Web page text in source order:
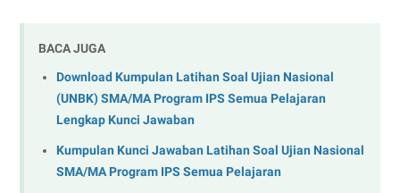
BACA JUGA
Download Kumpulan Latihan Soal Ujian Nasional
(UNBK) SMA/MA Program IPS Semua Pelajaran
Lengkap Kunci Jawaban
Kumpulan Kunci Jawaban Latihan Soal Ujian Nasional
SMA/MA Program IPS Semua Pelajaran